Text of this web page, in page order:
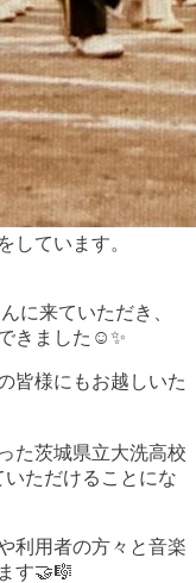
しています。
に来ていただき、
きました☺️✨
皆様にもお越しいた
た茨城県立大洗高校
ただけることにな
利用者の方々と音楽
す🤝🎼